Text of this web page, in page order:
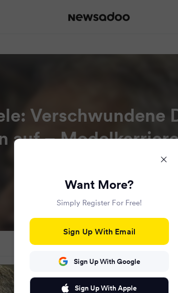
Verschwundene
auf –
2
Want More?
Simply Register For Free!
Sign Up With Email
Sign Up With Google
Sign Up With Apple